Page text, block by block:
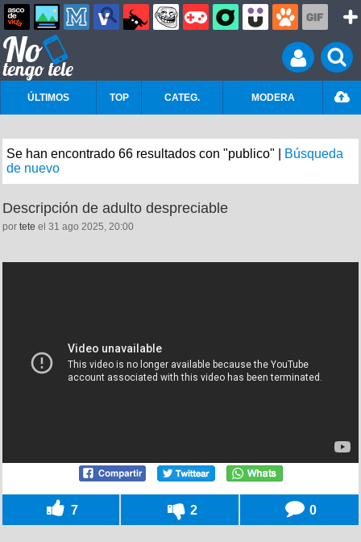
ÚLTIMOS TOP CATEG. MODERA
Se han encontrado 66 resultados con "publico" |
Búsqueda
de nuevo
Descripción de adulto despreciable
por tete el 31 ago 2025, 20:00
7 2 0